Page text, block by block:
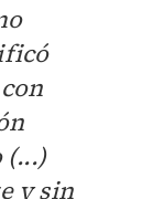
(...)
y sin